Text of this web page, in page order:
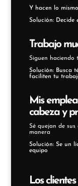
Y hacen lo
Solución: Decide
Trabajo
Siguen haciendo
Solución: Busca
faciliten tu
Mis
cabeza y
Sé quejan de
manera
Solución: Se un
equipo
Los